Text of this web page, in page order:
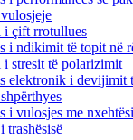
i çift rrotullues
i ndikimit të topit në
i stresit të polarizimit
elektronik i devijimit
i vulosjes me nxehtësi
trashësisë